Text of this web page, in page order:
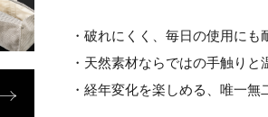
・破れにくく、毎日の使用にも
・天然素材ならではの手触りと
・経年変化を楽しめる、唯一無